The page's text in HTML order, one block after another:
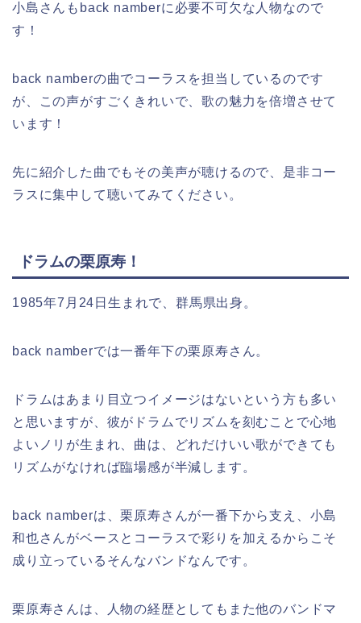
小島さんもback namberに必要不可欠な人物なので
す！
back namberの曲でコーラスを担当しているのです
が、この声がすごくきれいで、歌の魅力を倍増させて
います！
先に紹介した曲でもその美声が聴けるので、是非コー
ラスに集中して聴いてみてください。
ドラムの栗原寿！
1985年7月24日生まれで、群馬県出身。
back namberでは一番年下の栗原寿さん。
ドラムはあまり目立つイメージはないという方も多い
と思いますが、彼がドラムでリズムを刻むことで心地
よいノリが生まれ、曲は、どれだけいい歌ができても
リズムがなければ臨場感が半減します。
back namberは、栗原寿さんが一番下から支え、小島
和也さんがベースとコーラスで彩りを加えるからこそ
成り立っているそんなバンドなんです。
栗原寿さんは、人物の経歴としてもまた他のバンドマ